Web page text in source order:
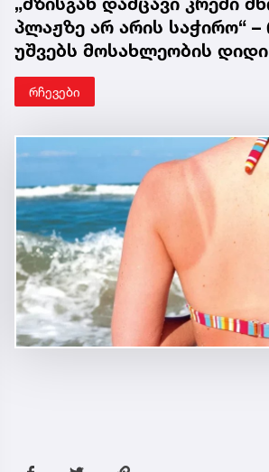
პლაჟზე არ არის საჭირო“
უშვებს მოსახლეობის
რჩევები